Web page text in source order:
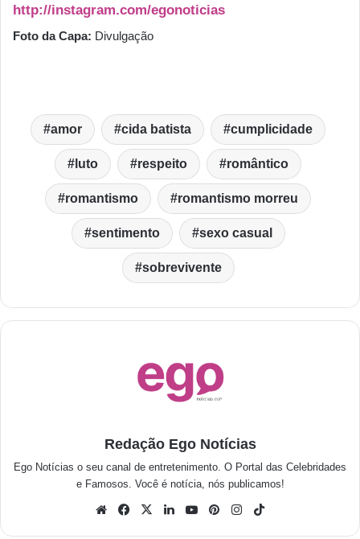
http://instagram.com/egonoticias
Foto da Capa: Divulgação
amor cida batista cumplicidade
luto respeito romântico
romantismo romantismo morreu
sentimento sexo casual
sobrevivente
Redação Ego Notícias
Ego Notícias o seu canal de entretenimento. O Portal das Celebridades
e Famosos. Você é notícia, nós publicamos!